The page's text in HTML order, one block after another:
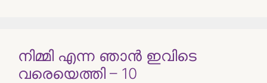
നിമ്മി എന്ന ഞാന്‍ ഇവിടെ
വരെയെത്തി – 10